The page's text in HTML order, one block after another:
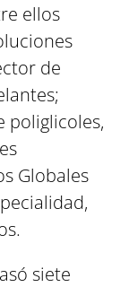
ellos
de
poliglicoles,
Globales
siete